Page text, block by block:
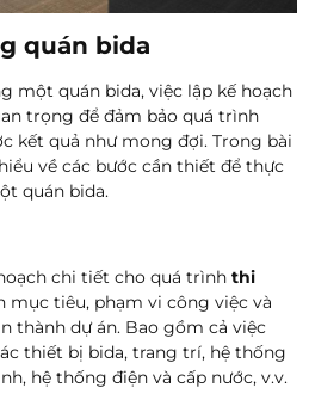
quán bida
một quán bida, việc lập kế hoạch
trọng để đảm bảo quá trình
kết quả như mong đợi. Trong bài
về các bước cần thiết để thực
quán bida.
chi tiết cho quá trình thi
mục tiêu, phạm vi công việc và
thành dự án. Bao gồm cả việc
thiết bị bida, trang trí, hệ thống
hệ thống điện và cấp nước, v.v.